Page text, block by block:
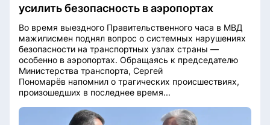
усилить безопасность в аэропортах
Во время выездного Правительственного часа в МВД
мажилисмен поднял вопрос о системных нарушениях
безопасности на транспортных узлах страны —
особенно в аэропортах. Обращаясь к председателю
Министерства транспорта, Сергей
Пономарёв напомнил о трагических происшествиях,
произошедших в последнее время...